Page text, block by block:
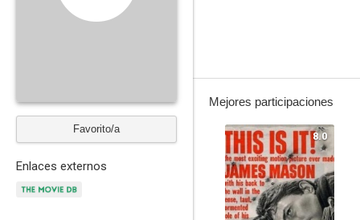
Favorito/a
Enlaces externos
Mejores participaciones
8.0